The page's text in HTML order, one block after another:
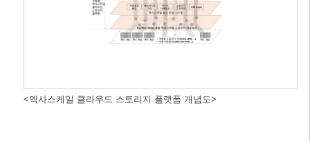
<엑사스케일 클라우드 스토리지 플랫폼 개념도>